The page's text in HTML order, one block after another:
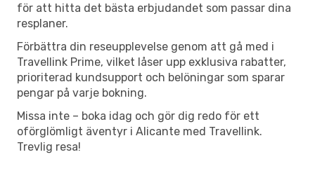
för att hitta det bästa erbjudandet som passar dina
resplaner.
Förbättra din reseupplevelse genom att gå med i
Travellink Prime, vilket låser upp exklusiva rabatter,
prioriterad kundsupport och belöningar som sparar
pengar på varje bokning.
Missa inte – boka idag och gör dig redo för ett
oförglömligt äventyr i Alicante med Travellink.
Trevlig resa!